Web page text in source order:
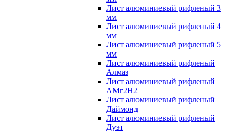
Лист алюминиевый рифленый 3
мм
Лист алюминиевый рифленый 4
мм
Лист алюминиевый рифленый 5
мм
Лист алюминиевый рифленый
Алмаз
Лист алюминиевый рифленый
АМг2Н2
Лист алюминиевый рифленый
Даймонд
Лист алюминиевый рифленый
Дуэт